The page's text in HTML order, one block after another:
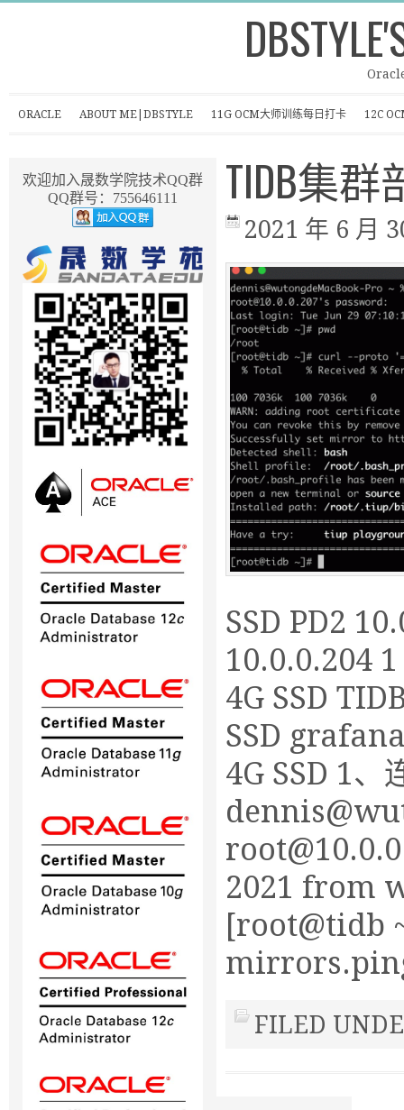
ORACLE ABOUT ME|DBSTYLE 11G OCM大师训练每日打卡 12C
TIDB集群
2021 年 6 月
SSD PD2
10.0.0.204
4G SSD
SSD
4G SSD 1
2021 from
[root@tidb
FILED
欢迎加入晟数学院技术QQ群
QQ群号：755646111